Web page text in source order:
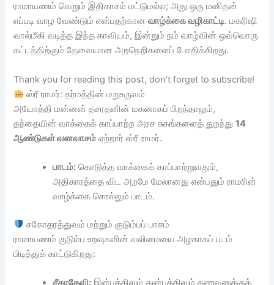
ராமாயணம் வெறும் இதிகாசம் மட்டுமல்ல; அது ஒரு மனிதன்
எப்படி வாழ வேண்டும் என்பதற்கானவாழ்க்கை வழிகாட்டி. மகரிஷி
வால்மீகி வடித்த இந்த காவியம், இன்றும் நம் வாழ்வின் ஒவ்வொரு
கட்டத்திற்கும் தேவையான அறநெறிகளைப் போதிக்கிறது.
Thank you for reading this post, don't forget to subscribe!
ஸ்ரீ ராமர்: தர்மத்தின் மறுஉருவம்
அயோத்தி மன்னன் தசரதனின் மகனாகப் பிறந்தாலும்,
தந்தையின் வாக்கைக் காப்பாற்ற அரச சுகங்களைத் துறந்து14
ஆண்டுகள் வனவாசம் ஏற்றார் ஸ்ரீ ராமர்.
பாடம்: கொடுத்த வாக்கைக் காப்பாற்றுவதும்,
அதிகாரத்தை விட அறமே மேலானது என்பதும் ராமரின்
வாழ்க்கை சொல்லும் பாடம்.
சகோதரத்துவம் மற்றும் குடும்பப் பாசம்
ராமாயணம் குடும்ப உறவுகளின் வலிமையை அழகாகப் படம்
பிடித்துக் காட்டுகிறது:
சீதாதேவி: இன்பத்திலும் துன்பத்திலும் கணவனுக்குத்